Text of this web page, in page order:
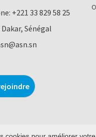
+221 33 829 58 25
Dakar, Sénégal